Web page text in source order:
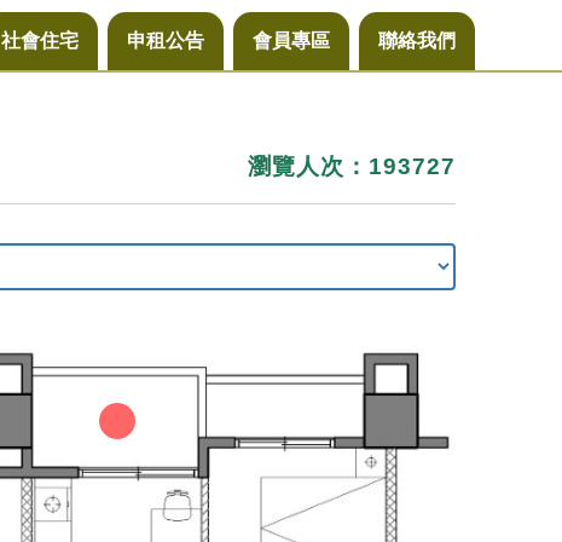
社會住宅 申租公告 會員專區 聯絡我們
瀏覽人次：193727